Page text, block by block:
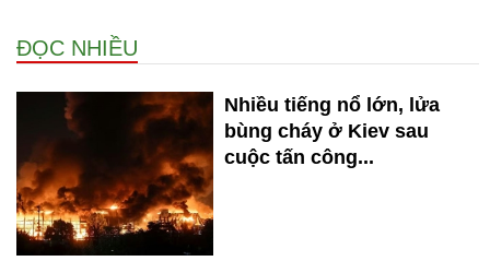
ĐỌC NHIỀU
Nhiều tiếng nổ lớn, lửa
bùng cháy ở Kiev sau
cuộc tấn công...